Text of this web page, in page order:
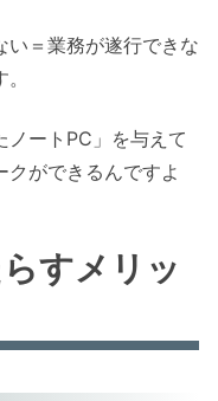
い＝業務が遂行できな
ートPC」を与えて
クができるんですよ
すメリッ